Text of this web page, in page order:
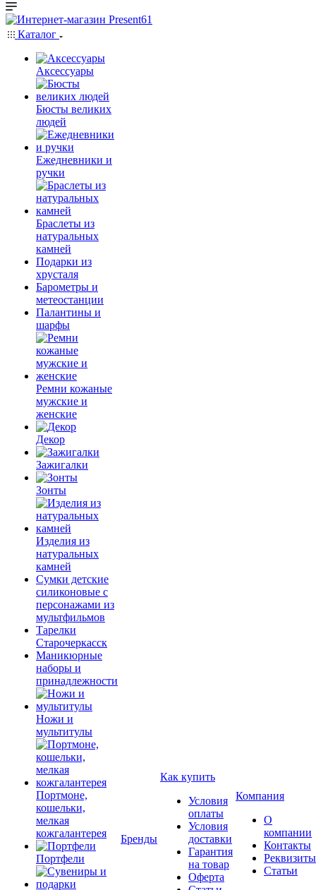
Каталог
Аксессуары
Бюсты великих
людей
Ежедневники и
ручки
Браслеты из
натуральных
камней
Подарки из
хрусталя
Барометры и
метеостанции
Палантины и
шарфы
Ремни кожаные
мужские и
женские
Декор
Зажигалки
Зонты
Изделия из
натуральных
камней
Сумки детские
силиконовые с
персонажами из
мультфильмов
Тарелки
Старочеркасск
Маникюрные
наборы и
принадлежности
Ножи и
мультитулы
Портмоне,
кошельки,
мелкая
кожгалантерея
Портфели
Бренды
Как купить
Условия
оплаты
Условия
доставки
Гарантия
на товар
Оферта
Компания
О
компании
Контакты
Реквизиты
Статьи